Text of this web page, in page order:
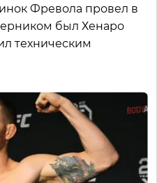
Фревола провел в
был Хенаро
техническим